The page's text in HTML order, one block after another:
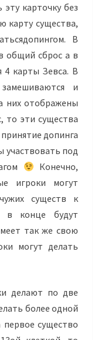
карточку без
карту существа,
В
общий сброс а в
4 карты Зевса. В
и
них отображены
то эти существа
допинга
участвовать под
Конечно,
игроки могут
существ к
конце будут
так же свою
могут делать
делают по две
более одной
существо